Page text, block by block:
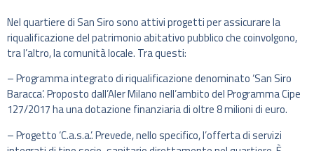
Nel quartiere di San Siro sono attivi progetti per assicurare la
riqualificazione del patrimonio abitativo pubblico che coinvolgono,
tra l’altro, la comunità locale. Tra questi:
– Programma integrato di riqualificazione denominato ‘San Siro
Baracca’. Proposto dall’Aler Milano nell’ambito del Programma Cipe
127/2017 ha una dotazione finanziaria di oltre 8 milioni di euro.
– Progetto ‘C.a.s.a.’. Prevede, nello specifico, l’offerta di servizi